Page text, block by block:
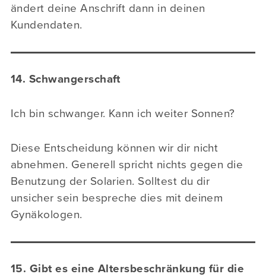
ändert deine Anschrift dann in deinen
Kundendaten.
14. Schwangerschaft
Ich bin schwanger. Kann ich weiter Sonnen?
Diese Entscheidung können wir dir nicht
abnehmen. Generell spricht nichts gegen die
Benutzung der Solarien. Solltest du dir
unsicher sein bespreche dies mit deinem
Gynäkologen.
15. Gibt es eine Altersbeschränkung für die